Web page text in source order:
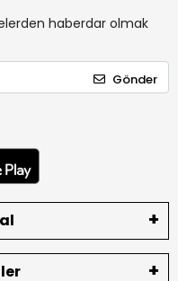
haberdar olmak
Gönder